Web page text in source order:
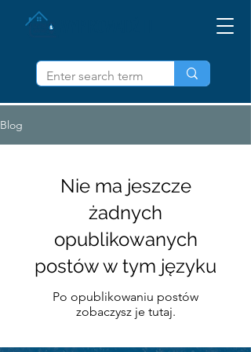
Blog
Nie ma jeszcze
żadnych
opublikowanych
postów w tym języku
Po opublikowaniu postów
zobaczysz je tutaj.